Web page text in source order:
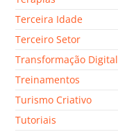
Terceira Idade
Terceiro Setor
Transformação Digital
Treinamentos
Turismo Criativo
Tutoriais